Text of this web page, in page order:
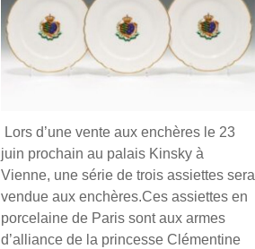
Lors d’une vente aux enchères le 23
juin prochain au palais Kinsky à
Vienne, une série de trois assiettes sera
vendue aux enchères.Ces assiettes en
porcelaine de Paris sont aux armes
d’alliance de la princesse Clémentine